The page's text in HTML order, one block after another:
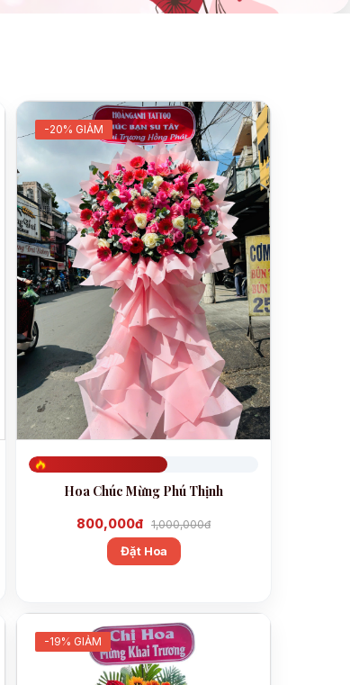
-20% GIẢM
Hoa Chúc Mừng Phú Thịnh
800,000đ 1,000,000đ
Đặt Hoa
-19% GIẢM